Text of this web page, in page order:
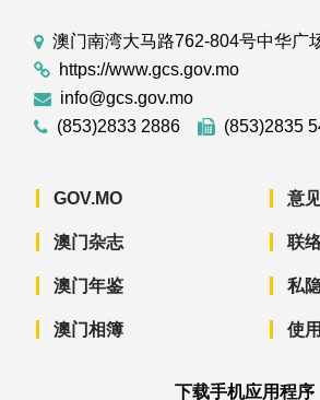
澳门南湾大马路762-804号中华广
https://www.gcs.gov.mo
info@gcs.gov.mo
(853)2833 2886
(853)2835
GOV.MO
澳门杂志
澳门年鉴
澳门相簿
意
联
私
使
下载手机应用程序